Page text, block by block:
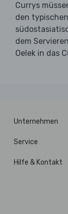
Currys
den
dem
Oelek in das
Unternehmen
Service
Hilfe & Kontakt